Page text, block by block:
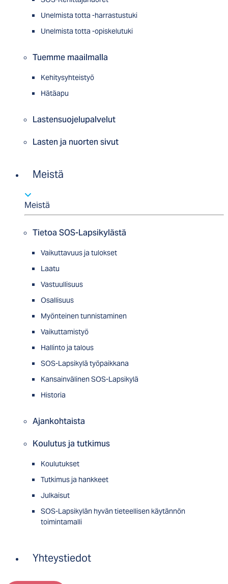
Unelmista totta -harrastustuki
Unelmista totta -opiskelutuki
Tuemme maailmalla
Kehitysyhteistyö
Hätäapu
Lastensuojelupalvelut
Lasten ja nuorten sivut
Meistä
Meistä
Tietoa SOS-Lapsikylästä
Vaikuttavuus ja tulokset
Laatu
Vastuullisuus
Osallisuus
Myön­tei­nen tun­nis­ta­minen
Vaikuttamistyö
Hallinto ja talous
SOS-Lapsikylä työpaikkana
Kansainvälinen SOS-Lapsikylä
Historia
Ajankohtaista
Koulutus ja tutkimus
Koulutukset
Tutkimus ja hankkeet
Julkaisut
SOS-Lapsikylän hyvän tieteellisen käytännön
toimintamalli
Yhteystiedot